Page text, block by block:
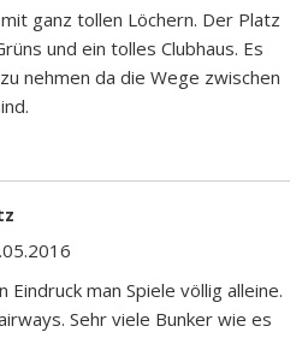
ganz tollen Löchern. Der Platz
und ein tolles Clubhaus. Es
nehmen da die Wege zwischen
man Spiele völlig alleine.
Sehr viele Bunker wie es